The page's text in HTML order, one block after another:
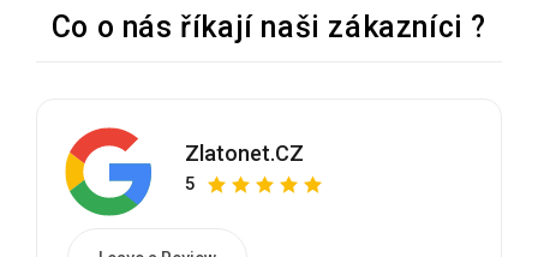
Co o nás říkají naši zákazníci ?
Zlatonet.CZ
5